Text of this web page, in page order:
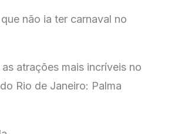
não ia ter carnaval no
atrações mais incríveis no
Rio de Janeiro: Palma